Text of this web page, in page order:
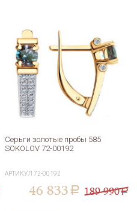
Серьги золотые пробы 585
SOKOLOV 72-00192
АРТИКУЛ72-00192
46 833 a 189 990a